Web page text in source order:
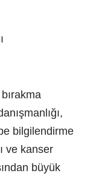
bilgilendirme
ve kanser
büyük